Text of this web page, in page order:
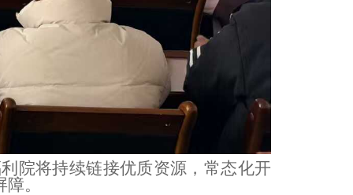
院将持续链接优质资源，常态化开
。